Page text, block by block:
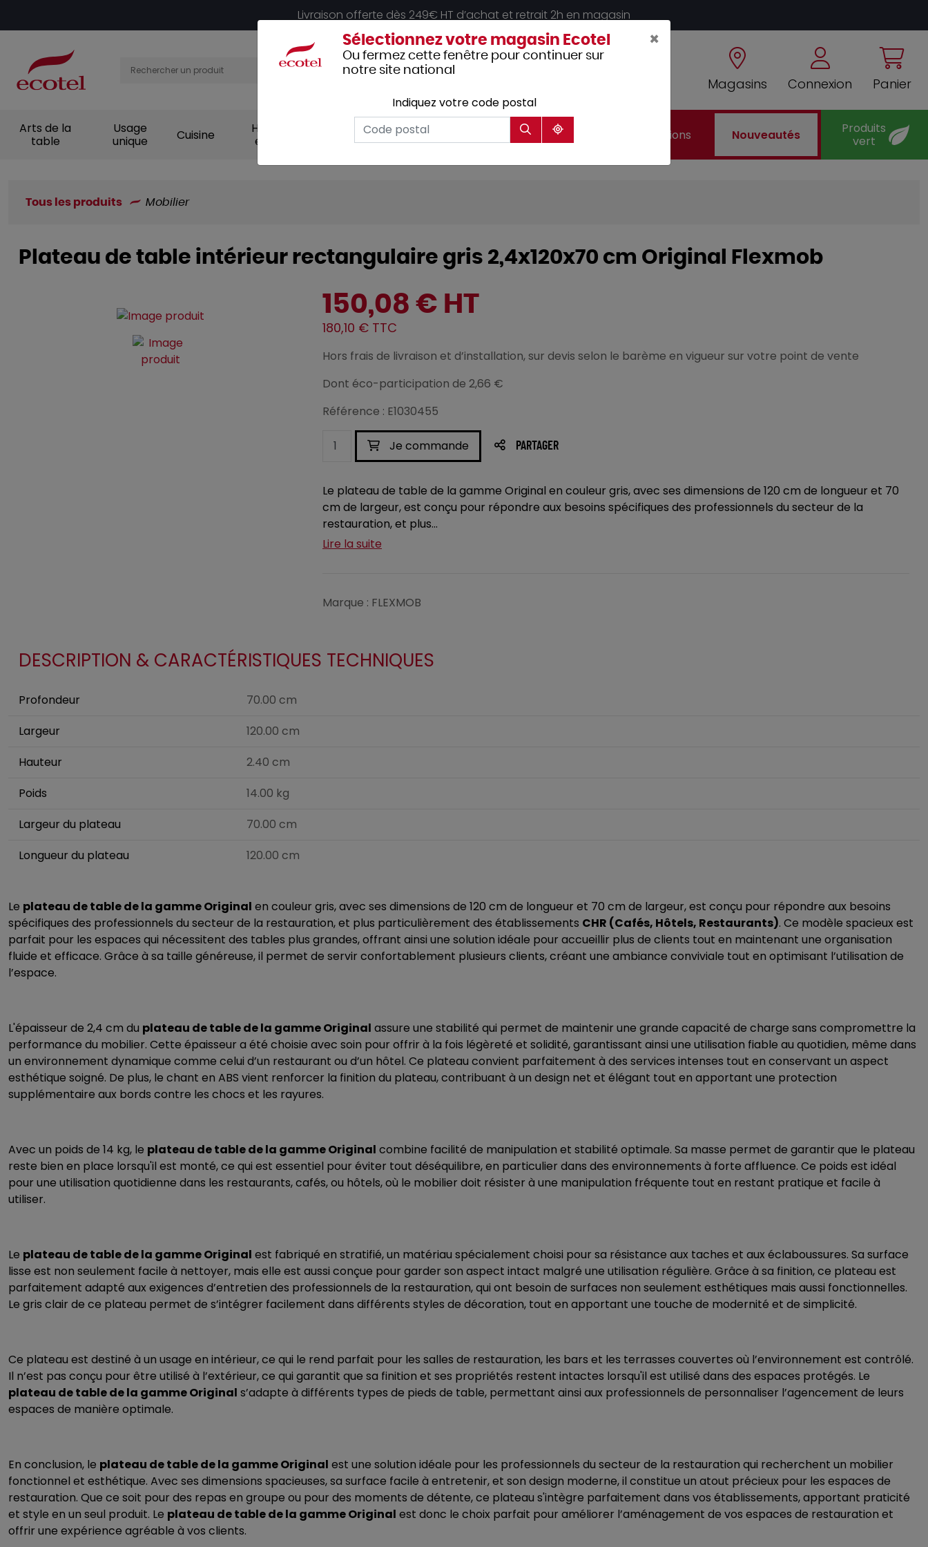
Livraison offerte dès 249€ HT d’achat et retrait 2h en magasin
Magasins Connexion Panier
Arts de la
table
Usage
unique
Cuisine
Hygiène et
entretien
Vêtements
professionnels
Hôtellerie Mobilier Promotions Nouveautés
Produits
vert
Tous les produits Mobilier
Plateau de table intérieur rectangulaire gris 2,4x120x70 cm Original Flexmob
150,08 € HT
180,10 € TTC
Hors frais de livraison et d’installation, sur devis selon le barème en vigueur sur votre point de vente
Dont éco-participation de 2,66 €
Référence : E1030455
Je commande PARTAGER
Le plateau de table de la gamme Original en couleur gris, avec ses dimensions de 120 cm de longueur et 70
cm de largeur, est conçu pour répondre aux besoins spécifiques des professionnels du secteur de la
restauration, et plus...
Lire la suite
Marque : FLEXMOB
DESCRIPTION & CARACTÉRISTIQUES TECHNIQUES
Profondeur
70.00 cm
Largeur
120.00 cm
Hauteur
2.40 cm
Poids
14.00 kg
Largeur du plateau
70.00 cm
Longueur du plateau
120.00 cm
Le plateau de table de la gamme Original en couleur gris, avec ses dimensions de 120 cm de longueur et 70 cm de largeur, est conçu pour répondre aux besoins
spécifiques des professionnels du secteur de la restauration, et plus particulièrement des établissements CHR (Cafés, Hôtels, Restaurants). Ce modèle spacieux est
parfait pour les espaces qui nécessitent des tables plus grandes, offrant ainsi une solution idéale pour accueillir plus de clients tout en maintenant une organisation
fluide et efficace. Grâce à sa taille généreuse, il permet de servir confortablement plusieurs clients, créant une ambiance conviviale tout en optimisant l’utilisation de
l’espace.
L'épaisseur de 2,4 cm du plateau de table de la gamme Original assure une stabilité qui permet de maintenir une grande capacité de charge sans compromettre la
performance du mobilier. Cette épaisseur a été choisie avec soin pour offrir à la fois légèreté et solidité, garantissant ainsi une utilisation fiable au quotidien, même dans
un environnement dynamique comme celui d’un restaurant ou d’un hôtel. Ce plateau convient parfaitement à des services intenses tout en conservant un aspect
esthétique soigné. De plus, le chant en ABS vient renforcer la finition du plateau, contribuant à un design net et élégant tout en apportant une protection
supplémentaire aux bords contre les chocs et les rayures.
Avec un poids de 14 kg, le plateau de table de la gamme Original combine facilité de manipulation et stabilité optimale. Sa masse permet de garantir que le plateau
reste bien en place lorsqu'il est monté, ce qui est essentiel pour éviter tout déséquilibre, en particulier dans des environnements à forte affluence. Ce poids est idéal
pour une utilisation quotidienne dans les restaurants, cafés, ou hôtels, où le mobilier doit résister à une manipulation fréquente tout en restant pratique et facile à
utiliser.
Le plateau de table de la gamme Original est fabriqué en stratifié, un matériau spécialement choisi pour sa résistance aux taches et aux éclaboussures. Sa surface
lisse est non seulement facile à nettoyer, mais elle est aussi conçue pour garder son aspect intact malgré une utilisation régulière. Grâce à sa finition, ce plateau est
parfaitement adapté aux exigences d’entretien des professionnels de la restauration, qui ont besoin de surfaces non seulement esthétiques mais aussi fonctionnelles.
Le gris clair de ce plateau permet de s’intégrer facilement dans différents styles de décoration, tout en apportant une touche de modernité et de simplicité.
Ce plateau est destiné à un usage en intérieur, ce qui le rend parfait pour les salles de restauration, les bars et les terrasses couvertes où l’environnement est contrôlé.
Il n’est pas conçu pour être utilisé à l’extérieur, ce qui garantit que sa finition et ses propriétés restent intactes lorsqu'il est utilisé dans des espaces protégés. Le
plateau de table de la gamme Original s’adapte à différents types de pieds de table, permettant ainsi aux professionnels de personnaliser l’agencement de leurs
espaces de manière optimale.
En conclusion, le plateau de table de la gamme Original est une solution idéale pour les professionnels du secteur de la restauration qui recherchent un mobilier
fonctionnel et esthétique. Avec ses dimensions spacieuses, sa surface facile à entretenir, et son design moderne, il constitue un atout précieux pour les espaces de
restauration. Que ce soit pour des repas en groupe ou pour des moments de détente, ce plateau s'intègre parfaitement dans vos établissements, apportant praticité
et style en un seul produit. Le plateau de table de la gamme Original est donc le choix parfait pour améliorer l’aménagement de vos espaces de restauration et
offrir une expérience agréable à vos clients.
×
Sélectionnez votre magasin Ecotel
Ou fermez cette fenêtre pour continuer sur
notre site national
Indiquez votre code postal